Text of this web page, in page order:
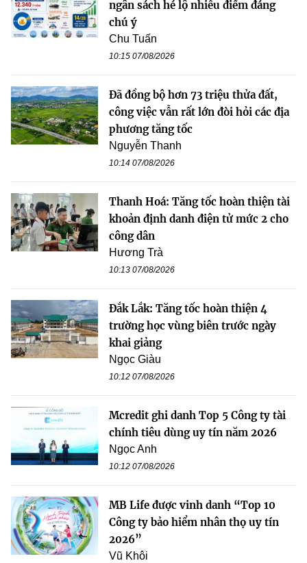
ngân sách hé lộ nhiều điểm đáng
chú ý
Chu Tuấn
10:15 07/08/2026
Đã đồng bộ hơn 73 triệu thửa đất,
công việc vẫn rất lớn đòi hỏi các địa
phương tăng tốc
Nguyễn Thanh
10:14 07/08/2026
Thanh Hoá: Tăng tốc hoàn thiện tài
khoản định danh điện tử mức 2 cho
công dân
Hương Trà
10:13 07/08/2026
Đắk Lắk: Tăng tốc hoàn thiện 4
trường học vùng biên trước ngày
khai giảng
Ngọc Giàu
10:12 07/08/2026
Mcredit ghi danh Top 5 Công ty tài
chính tiêu dùng uy tín năm 2026
Ngọc Anh
10:12 07/08/2026
MB Life được vinh danh “Top 10
Công ty bảo hiểm nhân thọ uy tín
2026”
Vũ Khôi